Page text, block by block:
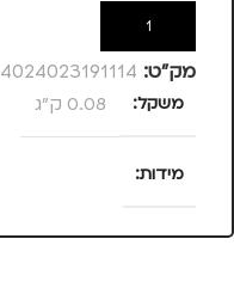
הוספה לסל
מק”ט: 4024023191114
משקל 0.08 ק"ג
מידות
25 × 13.5 × 4